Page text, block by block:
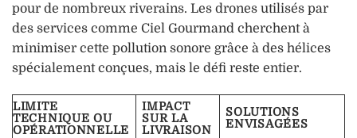
pour de nombreux riverains. Les drones utilisés par
des services comme Ciel Gourmand cherchent à
minimiser cette pollution sonore grâce à des hélices
spécialement conçues, mais le défi reste entier.
LIMITE
TECHNIQUE OU
OPÉRATIONNELLE
IMPACT
SUR LA
LIVRAISON
SOLUTIONS
ENVISAGÉES